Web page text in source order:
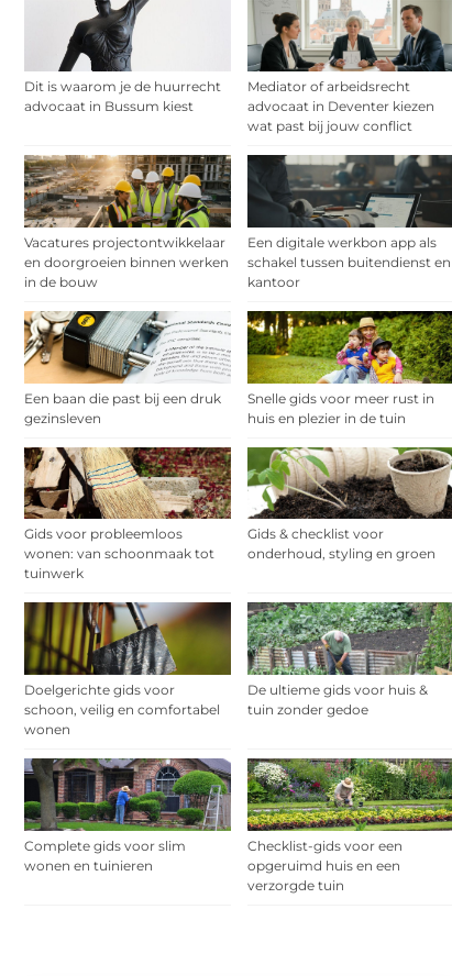
Dit is waarom je de huurrecht
advocaat in Bussum kiest
Mediator of arbeidsrecht
advocaat in Deventer kiezen
wat past bij jouw conflict
Vacatures projectontwikkelaar
en doorgroeien binnen werken
in de bouw
Een digitale werkbon app als
schakel tussen buitendienst en
kantoor
Een baan die past bij een druk
gezinsleven
Snelle gids voor meer rust in
huis en plezier in de tuin
Gids voor probleemloos
wonen: van schoonmaak tot
tuinwerk
Gids & checklist voor
onderhoud, styling en groen
Doelgerichte gids voor
schoon, veilig en comfortabel
wonen
De ultieme gids voor huis &
tuin zonder gedoe
Complete gids voor slim
wonen en tuinieren
Checklist-gids voor een
opgeruimd huis en een
verzorgde tuin